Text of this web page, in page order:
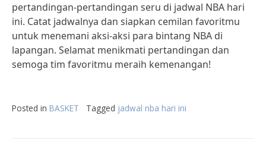
pertandingan-pertandingan seru di jadwal NBA hari
ini. Catat jadwalnya dan siapkan cemilan favoritmu
untuk menemani aksi-aksi para bintang NBA di
lapangan. Selamat menikmati pertandingan dan
semoga tim favoritmu meraih kemenangan!
Posted in BASKET Tagged jadwal nba hari ini